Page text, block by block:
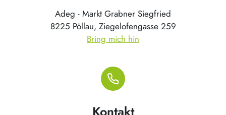
Adeg - Markt Grabner Siegfried
8225 Pöllau, Ziegelofengasse 259
Bring mich hin